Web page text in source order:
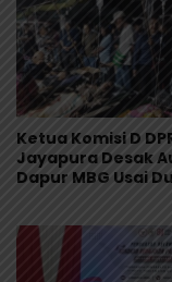
Ketua Komisi D
Jayapura Desak
Dapur MBG Usai